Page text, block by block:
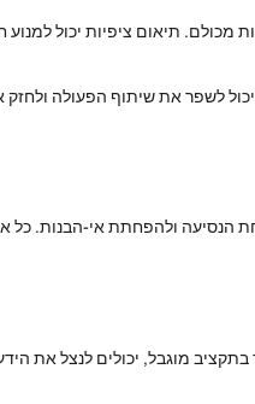
תיאום ציפיות יכול למנוע
לשפר את שיתוף הפעולה ולחזק
הנסיעה ולהפחתת אי-הבנות. כל
מוגבל, יכולים לנצל את